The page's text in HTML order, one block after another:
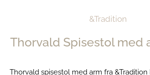
&Tradition
Thorvald Spisestol med
Thorvald spisestol med arm fra